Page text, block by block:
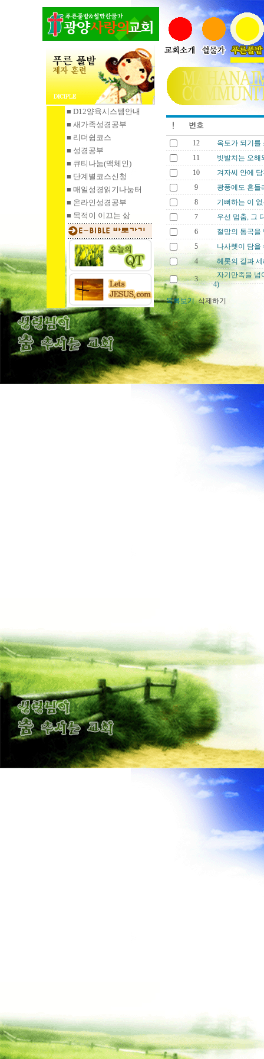
■ D12양육시스템안내
■ 새가족성경공부
■ 리더쉽코스
■ 성경공부
■ 큐티나눔(맥체인)
■ 단계별코스신청
■ 매일성경읽기 나눔터
■ 온라인성경공부
■ 목적이 이끄는 삶
12
옥토가 되기를
11
빗발치는 오해
10
겨자씨 안에
9
광풍에도 흔들
8
기뻐하는 이
7
우선 멈춤, 그
6
절망의 통곡을
5
나사렛이 담을
4
헤롯의 길과
3
자기만족을 넘
4)
목록보기 삭제하기